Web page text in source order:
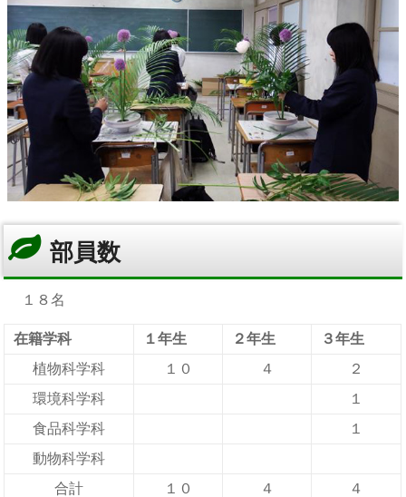
部員数
１８名
在籍学科 １年生 ２年生
３年生
植物科学科
１０ ４
２
環境科学科
１
食品科学科
１
動物科学科
合計
１０ ４ ４